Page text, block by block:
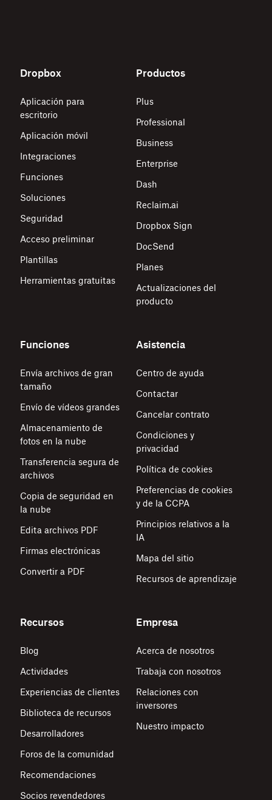
Dropbox
Aplicación para
escritorio
Aplicación móvil
Integraciones
Funciones
Soluciones
Seguridad
Acceso preliminar
Plantillas
Herramientas gratuitas
Productos
Plus
Professional
Business
Enterprise
Dash
Reclaim.ai
Dropbox Sign
DocSend
Planes
Actualizaciones del
producto
Funciones
Envía archivos de gran
tamaño
Envío de vídeos grandes
Almacenamiento de
fotos en la nube
Transferencia segura de
archivos
Copia de seguridad en
la nube
Edita archivos PDF
Firmas electrónicas
Convertir a PDF
Asistencia
Centro de ayuda
Contactar
Cancelar contrato
Condiciones y
privacidad
Política de cookies
Preferencias de cookies
y de la CCPA
Principios relativos a la
IA
Mapa del sitio
Recursos de aprendizaje
Recursos
Blog
Actividades
Experiencias de clientes
Biblioteca de recursos
Desarrolladores
Foros de la comunidad
Recomendaciones
Socios revendedores
Empresa
Acerca de nosotros
Trabaja con nosotros
Relaciones con
inversores
Nuestro impacto